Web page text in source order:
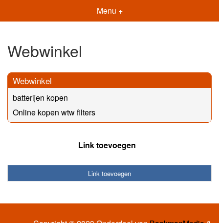
Menu +
Webwinkel
Webwinkel
batterijen kopen
Online kopen wtw filters
Link toevoegen
Link toevoegen